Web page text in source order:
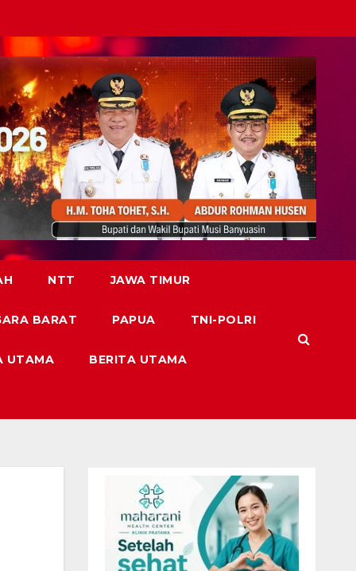
NTT JAWA TIMUR
BARAT PAPUA TNI-POLRI
UTAMA BERITA UTAMA